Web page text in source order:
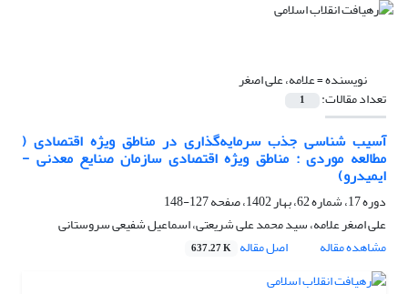
نویسنده =علامه، علی اصغر
تعداد مقالات: 1
آسیب شناسی جذب سرمایه‌گذاری در مناطق ویژه اقتصادی (
مطالعه موردی : مناطق ویژه اقتصادی سازمان صنایع معدنی -
ایمیدرو)
دوره 17، شماره 62، بهار 1402، صفحه
127-148
علی اصغر علامه، سید محمد علی شریعتی، اسماعیل شفیعی سروستانی
مشاهده مقاله
اصل مقاله 637.27 K